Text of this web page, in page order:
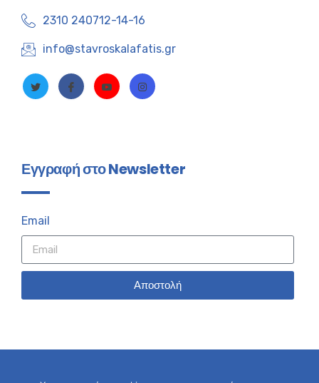
2310 240712-14-16
info@stavroskalafatis.gr
Εγγραφή στο Newsletter
Email
Αποστολή